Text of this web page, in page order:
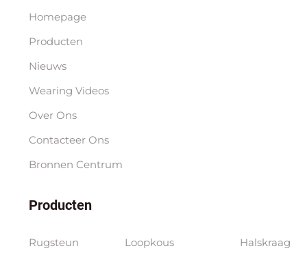
Homepage
Producten
Nieuws
Wearing Videos
Over Ons
Contacteer Ons
Bronnen Centrum
Producten
Rugsteun
Loopkous
Halskraag